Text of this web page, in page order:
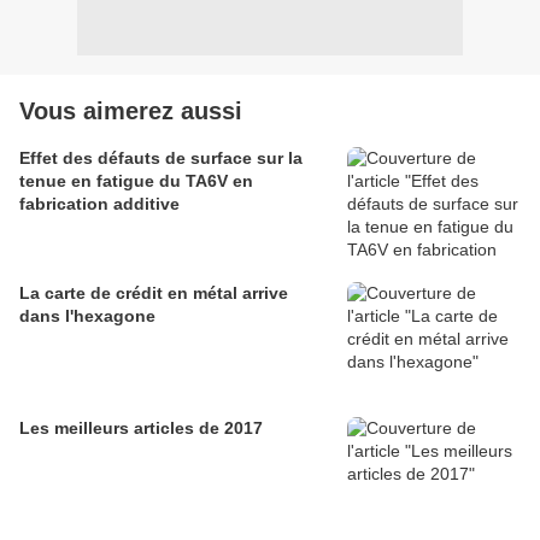
Vous aimerez aussi
Effet des défauts de surface sur la
tenue en fatigue du TA6V en
fabrication additive
La carte de crédit en métal arrive
dans l'hexagone
Les meilleurs articles de 2017